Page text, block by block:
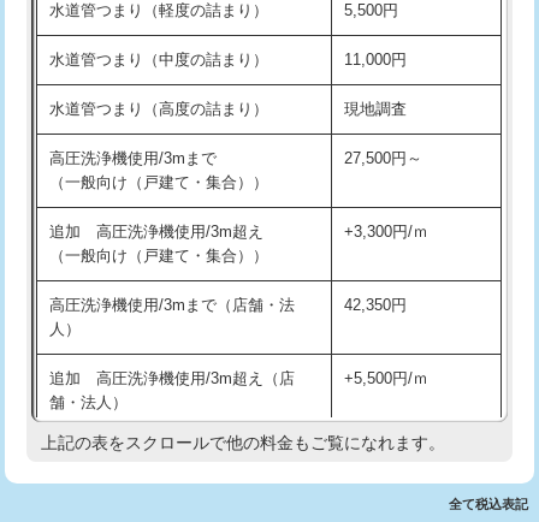
洗面台設置 38,500円
化粧台設置 22,000円
追加人工 16,500円
廃棄・処分 現場見積
※給水管工事は20mmまでの価格です。
交換・取付(排水栓・排水トラップ
22,000円+材料費
持込商品取付（混合水栓）
持込商品取付（浄水器・分岐水栓） 16,500円
業）
排水管工事（追加 排水管工事/3ｍ超
え）
マス交換（土の掘削・埋め戻し作業） 11,000円~
水道管つまり（軽度の詰まり） 5,500円
水道管つまり（中度の詰まり） 11,000円
水道管つまり（高度の詰まり） 現地調査
高圧洗浄機使用/3mまで
（一般向け（戸建て・集合））
27,500円～
追加 高圧洗浄機使用/3m超え
（一般向け（戸建て・集合））
+3,300円/ｍ
高圧洗浄機使用/3mまで（店舗・法
人）
42,350円
追加 高圧洗浄機使用/3m超え（店
舗・法人）
+5,500円/ｍ
高度高圧洗浄換 現地調査
上記の表をスクロールで他の料金もご覧になれます。
全て税込表記